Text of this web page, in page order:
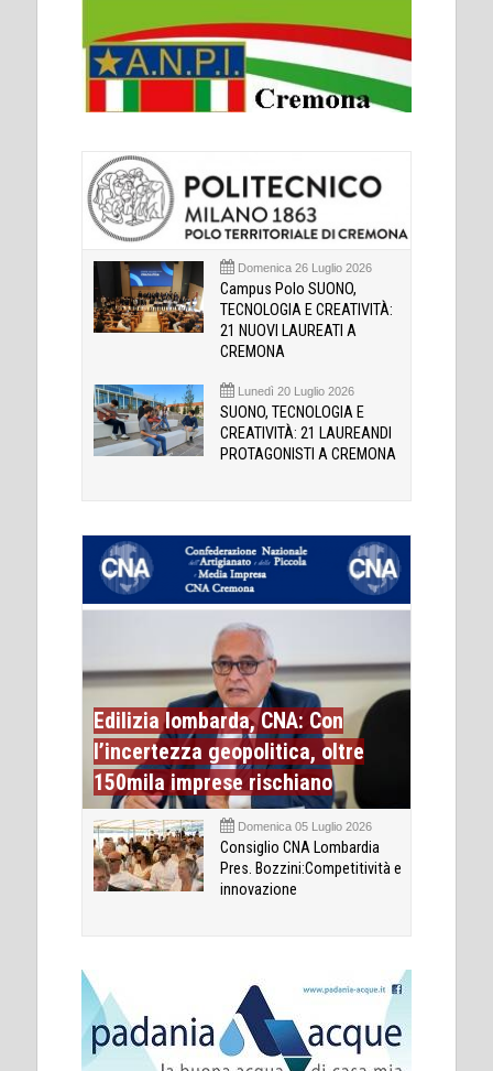
Domenica 26 Luglio 2026
Campus Polo SUONO,
TECNOLOGIA E CREATIVITÀ:
21 NUOVI LAUREATI A
CREMONA
Lunedì 20 Luglio 2026
SUONO, TECNOLOGIA E
CREATIVITÀ: 21 LAUREANDI
PROTAGONISTI A CREMONA
Edilizia lombarda, CNA: Con
l’incertezza geopolitica, oltre
150mila imprese rischiano
Domenica 05 Luglio 2026
Consiglio CNA Lombardia
Pres. Bozzini:Competitività e
innovazione